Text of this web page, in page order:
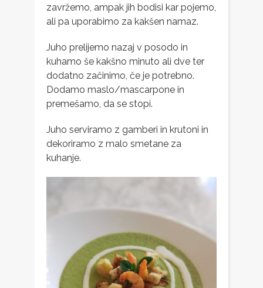
zavržemo, ampak jih bodisi kar pojemo,
ali pa uporabimo za kakšen namaz.
Juho prelijemo nazaj v posodo in
kuhamo še kakšno minuto ali dve ter
dodatno začinimo, če je potrebno.
Dodamo maslo/mascarpone in
premešamo, da se stopi.
Juho serviramo z gamberi in krutoni in
dekoriramo z malo smetane za
kuhanje.